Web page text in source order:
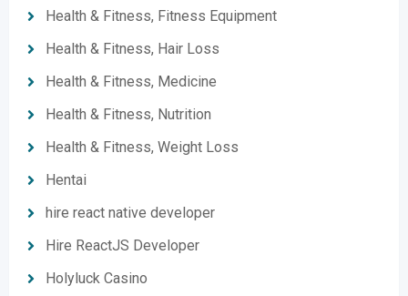
Health & Fitness, Fitness Equipment
Health & Fitness, Hair Loss
Health & Fitness, Medicine
Health & Fitness, Nutrition
Health & Fitness, Weight Loss
Hentai
hire react native developer
Hire ReactJS Developer
Holyluck Casino